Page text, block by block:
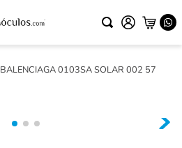
BALENCIAGA 0103SA SOLAR 002 57